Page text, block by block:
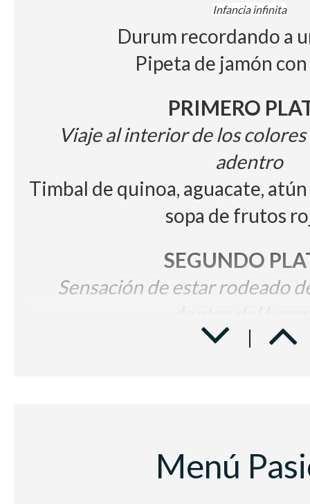
Infancia infinita
Durum recordando a
Pipeta de jamón
PRIMERO
Viaje al interior de los
adentro
Timbal de quinoa, aguacate,
sopa de frutos
SEGUNDO
Sensación de estar rodeado
Ternera confitada con puré
Esfera de coco y
Menú